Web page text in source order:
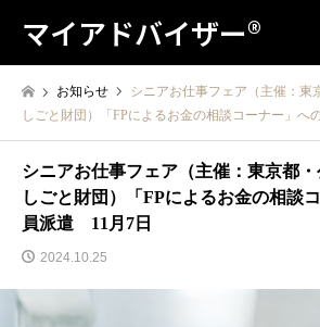
マイアドバイザー®
お知らせ
シニアお仕事フェア（主催：東
しごと財団）「FPによるお金の相談コーナー」へ
シニアお仕事フェア（主催：東京都
しごと財団）「FPによるお金の相談
員派遣 11月7日
2024.10.25